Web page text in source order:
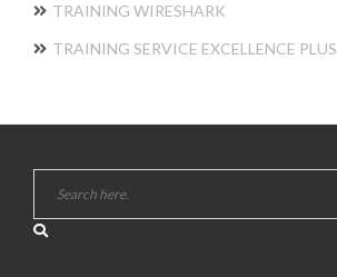
TRAINING WIRESHARK
TRAINING SERVICE EXCELLENCE PLUS